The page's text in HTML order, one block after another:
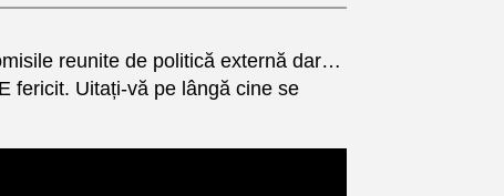
reunite de politică externă dar…
fericit. Uitați-vă pe lângă cine se